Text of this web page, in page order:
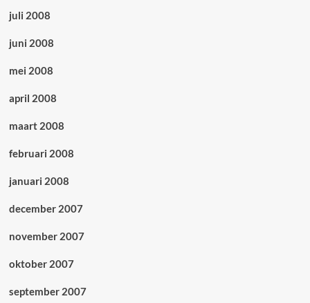
juli 2008
juni 2008
mei 2008
april 2008
maart 2008
februari 2008
januari 2008
december 2007
november 2007
oktober 2007
september 2007